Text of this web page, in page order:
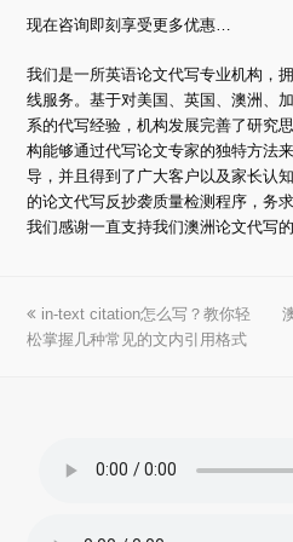
现在咨询即刻享受更多优惠…
我们是一所英语论文代写专业机构，
线服务。基于对美国、英国、澳洲、
系的代写经验，机构发展完善了研究
构能够通过代写论文专家的独特方法
导，并且得到了广大客户以及家长认
的论文代写反抄袭质量检测程序，务
我们感谢一直支持我们澳洲论文代写
上
一
in-text citation怎么写？教你轻
松掌握几种常见的文内引用格式